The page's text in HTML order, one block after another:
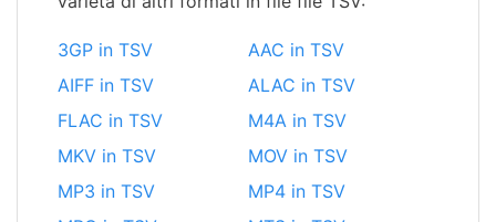
3GP in TSV
AAC in TSV
AIFF in TSV
ALAC in TSV
FLAC in TSV
M4A in TSV
MKV in TSV
MOV in TSV
MP3 in TSV
MP4 in TSV